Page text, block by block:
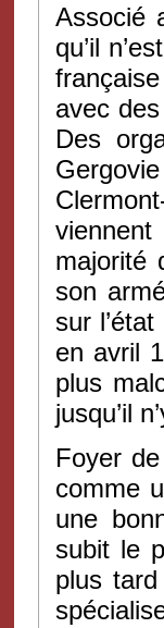
Associé
qu’il
avec
Des
viennent
majorité
son
sur
en avril
plus
jusqu’il
Foyer
comme
une
subit le
plus